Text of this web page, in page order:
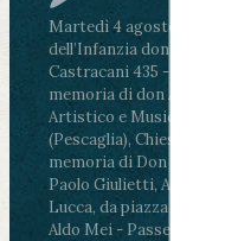
Martedì 4 agosto2026
dell’Infanzia don Aldo
Castracani 435 -
memoria di don Aldo
Artistico e Musicale
(Pescaglia), Chiesa
memoria di Don Aldo Mei
Paolo Giulietti,
Lucca, da piazza San
Aldo Mei - Passeggiata